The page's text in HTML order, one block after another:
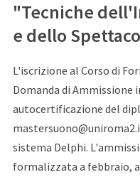
"Tecniche
e dello
L'iscrizione al Corso di
Domanda di Ammissione
autocertificazione del
sistema Delphi.
formalizzata a febbraio,